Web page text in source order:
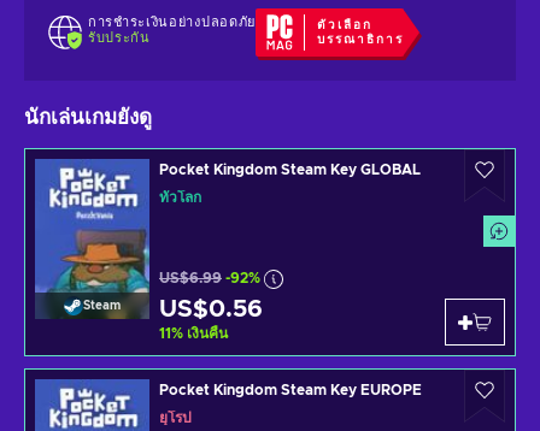
การชำระเงินอย่างปลอดภัย
รับประกัน
ตัวเลือก
บรรณาธิการ
นักเล่นเกมยังดู
Steam
Pocket Kingdom Steam Key GLOBAL
ทั่วโลก
US$6.99 -92%
US$0.56
11% เงินคืน
Pocket Kingdom Steam Key EUROPE
ยุโรป